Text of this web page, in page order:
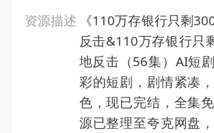
资源描述
《110万存银行只剩
反击&110万存银行只
地反击（56集）AI短
彩的短剧，剧情紧凑
色，现已完结，全集
源已整理至夸克网盘